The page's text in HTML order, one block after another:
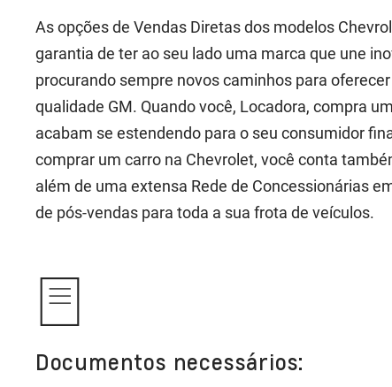
As opções de Vendas Diretas dos modelos
garantia de ter ao seu lado uma marca que une
procurando sempre novos caminhos para
qualidade GM. Quando você, Locadora, compra
acabam se estendendo para o seu consumidor
comprar um carro na Chevrolet, você conta
além de uma extensa Rede de Concessionárias
de pós-vendas para toda a sua frota de veículos.
Documentos necessários: